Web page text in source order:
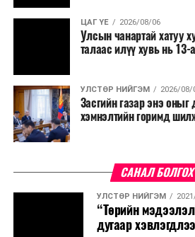
ЦАГ ҮЕ 2026/08/06
Улсын чанартай хатуу
талаас илүү хувь нь 13-
УЛСТӨР НИЙГЭМ 2026/08/
Засгийн газар энэ оныг
хэмнэлтийн горимд
САНАЛ БОЛГОХ
УЛСТӨР НИЙГЭМ
“Төрийн
дугаар хэвлэгдлээ